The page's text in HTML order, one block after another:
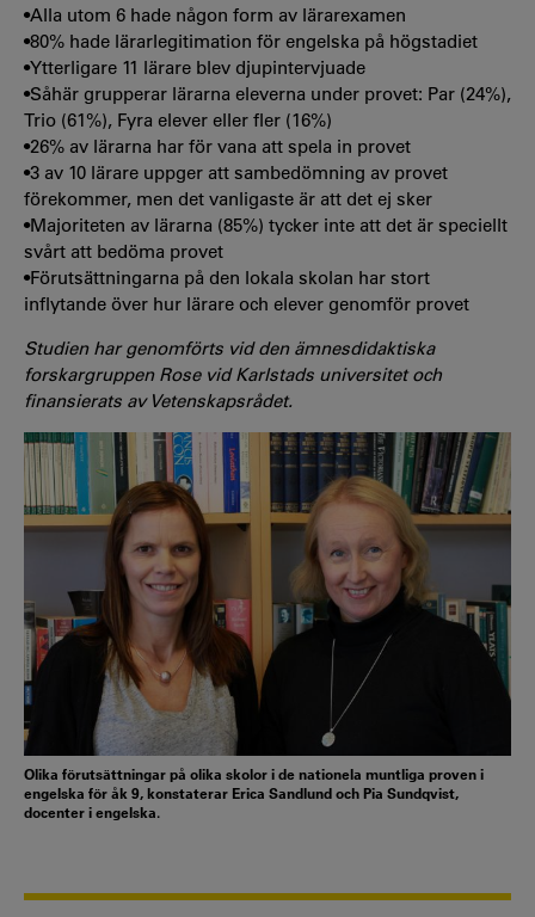
•Alla utom 6 hade någon form av lärarexamen
•80% hade lärarlegitimation för engelska på högstadiet
•Ytterligare 11 lärare blev djupintervjuade
•Såhär grupperar lärarna eleverna under provet: Par (24%),
Trio (61%), Fyra elever eller fler (16%)
•26% av lärarna har för vana att spela in provet
•3 av 10 lärare uppger att sambedömning av provet
förekommer, men det vanligaste är att det ej sker
•Majoriteten av lärarna (85%) tycker inte att det är speciellt
svårt att bedöma provet
•Förutsättningarna på den lokala skolan har stort
inflytande över hur lärare och elever genomför provet
Studien har genomförts vid den ämnesdidaktiska
forskargruppen Rose vid Karlstads universitet och
finansierats av Vetenskapsrådet.
Olika förutsättningar på olika skolor i de nationela muntliga proven i
engelska för åk 9, konstaterar Erica Sandlund och Pia Sundqvist,
docenter i engelska.